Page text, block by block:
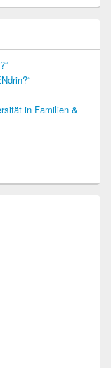
in Familien &